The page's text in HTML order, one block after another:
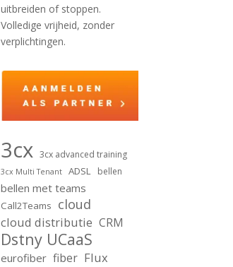
uitbreiden of stoppen.
Volledige vrijheid, zonder
verplichtingen.
3cx 3cx advanced training
3cx Multi Tenant ADSL bellen
bellen met teams
Call2Teams cloud
cloud distributie CRM
Dstny UCaaS
eurofiber fiber Flux